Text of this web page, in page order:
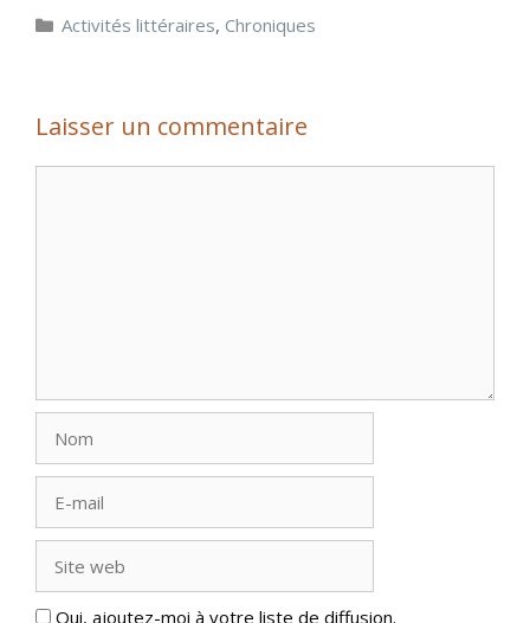
Catégories
Activités littéraires, Chroniques
Laisser un commentaire
mail
web
Oui, ajoutez-moi à votre liste de diffusion.